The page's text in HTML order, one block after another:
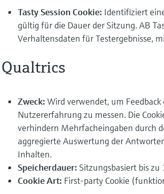
Tasty Session Cookie: Identifiziert
gültig für die Dauer der Sitzung. AB
Verhaltensdaten für Testergebnisse,
Qualtrics
Zweck:Wird verwendet, um
Nutzererfahrung zu messen. Die
verhindern Mehrfacheingaben durch
aggregierte Auswertung der
Inhalten.
Speicherdauer:Sitzungsbasiert bis zu
Cookie Art: First-party Cookie